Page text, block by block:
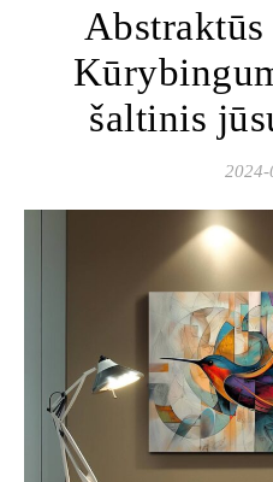
šaltinis